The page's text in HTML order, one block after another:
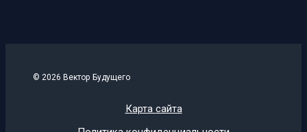
© 2026 Вектор Будущего
Карта сайта